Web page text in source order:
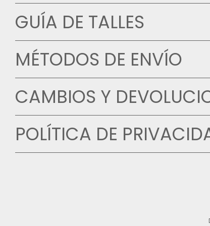
GUÍA DE TALLES
MÉTODOS DE ENVÍO
CAMBIOS Y
POLÍTICA DE